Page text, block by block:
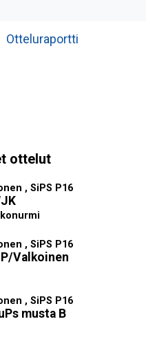
Otteluraportti
ottelut
, SiPS P16
, SiPS P16
Valkoinen
, SiPS P16
musta B